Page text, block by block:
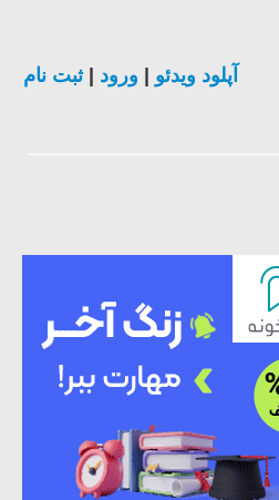
آپلود ویدئو ورود |ثبت نام